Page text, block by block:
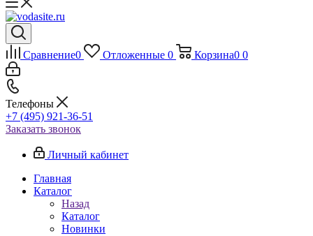
Сравнение0 Отложенные 0 Корзина0 0
Телефоны
+7 (495) 921-36-51
Заказать звонок
Личный кабинет
Главная
Каталог
Назад
Каталог
Новинки